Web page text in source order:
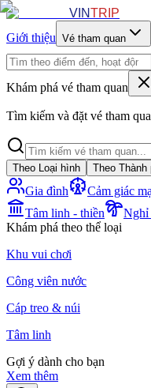
VINTRIP
Giới thiệu Vé tham quan
Khám phá vé tham quan
Tìm kiếm và đặt vé tham
Theo Loại hình Theo Thành
Gia đình Cảm giác
Tâm linh - thiền
Nghỉ
Khám phá theo thể loại
Khu vui chơi
Công viên nước
Cáp treo & núi
Tâm linh
Gợi ý dành cho bạn
Xem thêm